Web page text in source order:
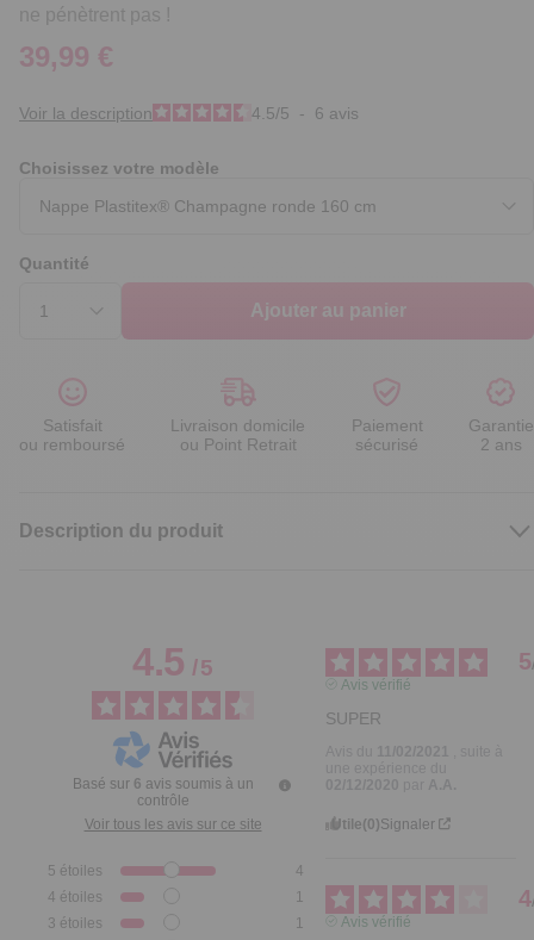
ne pénètrent pas !
39,99 €
Voir la description 4.5/5 - 6 avis
Choisissez votre modèle
Quantité
Ajouter au panier
Satisfait
ou remboursé
Livraison domicile
ou Point Retrait
Paiement
sécurisé
Garantie
2 ans
Description du produit
4.5/5
Basé sur 6 avis soumis à un
contrôle
Voir tous les avis sur ce site
5 étoiles
4
4 étoiles
1
3 étoiles
1
5
Avis vérifié
SUPER
Utile(0)Signaler
4
Avis vérifié